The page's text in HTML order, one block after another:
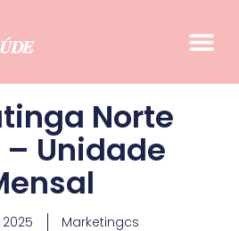
Norte
– Unidade
Marketingcs